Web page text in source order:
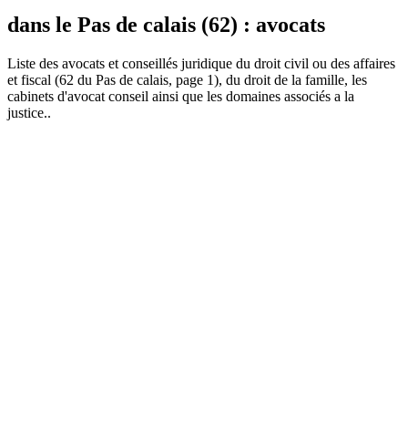
dans le Pas de calais (62) : avocats
Liste des avocats et conseillés juridique du droit civil ou des affaires
et fiscal (62 du Pas de calais, page 1), du droit de la famille, les
cabinets d'avocat conseil ainsi que les domaines associés a la
justice..